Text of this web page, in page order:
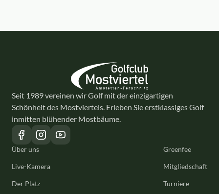
Seit 1989 vereinen wir Golf mit der einzigartigen
Schönheit des Mostviertels. Erleben Sie erstklassiges Golf
inmitten blühender Mostbäume.
Über uns
Live-Kamera
Der Platz
Greenfee
Mitgliedschaft
Turniere